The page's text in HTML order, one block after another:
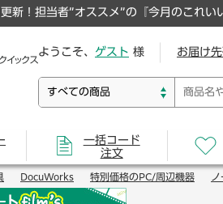
更新！担当者”オススメ”の『今月のこれい
ようこそ、 ゲスト 様 お届け
一括コード
注文
DocuWorks 特別価格のPC/周辺機器 ノ